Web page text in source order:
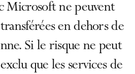
Microsoft ne peuvent
en dehors de
Si le risque ne peut
que les services de